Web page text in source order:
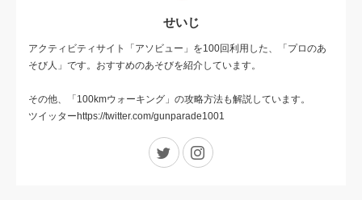
せいじ
アクティビティサイト「アソビュー」を100回利用した、「プロのあ
そび人」です。おすすめのあそびを紹介しています。
その他、「100kmウォーキング」の攻略方法も解説しています。
ツイッターhttps://twitter.com/gunparade1001
Twitter